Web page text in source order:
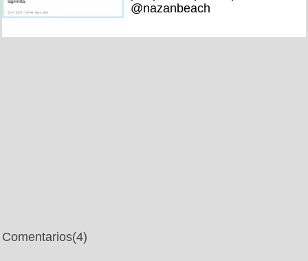
@nazanbeach
Comentarios(4)